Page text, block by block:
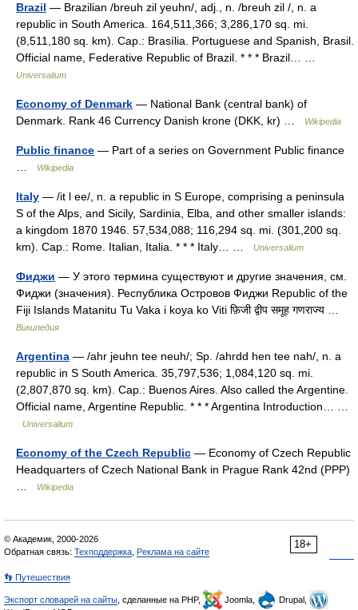
Brazil — Brazilian /breuh zil yeuhn/, adj., n. /breuh zil /, n. a
republic in South America. 164,511,366; 3,286,170 sq. mi.
(8,511,180 sq. km). Cap.: Brasília. Portuguese and Spanish, Brasil.
Official name, Federative Republic of Brazil. * * * Brazil… …
Universalium
Economy of Denmark — National Bank (central bank) of
Denmark. Rank 46 Currency Danish krone (DKK, kr) …
Wikipedia
Public finance — Part of a series on Government Public finance
Wikipedia
Italy — /it l ee/, n. a republic in S Europe, comprising a peninsula
S of the Alps, and Sicily, Sardinia, Elba, and other smaller islands:
a kingdom 1870 1946. 57,534,088; 116,294 sq. mi. (301,200 sq.
km). Cap.: Rome. Italian, Italia. * * * Italy… …
Universalium
Фиджи — У этого термина существуют и другие значения, см.
Фиджи (значения). Республика Островов Фиджи Republic of the
Fiji Islands Matanitu Tu Vaka i koya ko Viti फ़िजी द्वीप समूह गणराज्य …
Википедия
Argentina — /ahr jeuhn tee neuh/; Sp. /ahrdd hen tee nah/, n. a
republic in S South America. 35,797,536; 1,084,120 sq. mi.
(2,807,870 sq. km). Cap.: Buenos Aires. Also called the Argentine.
Official name, Argentine Republic. * * * Argentina Introduction… …
Universalium
Economy of the Czech Republic — Economy of Czech Republic
Headquarters of Czech National Bank in Prague Rank 42nd (PPP)
Wikipedia
18+
© Академик, 2000-2026
Обратная связь: Техподдержка Реклама на сайте
👣 Путешествия
Экспорт словарей на сайты , сделанные на PHP, Joomla,
Drupal,